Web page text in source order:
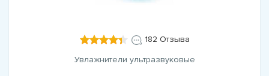
182 Отзыва
Увлажнители ультразвуковые